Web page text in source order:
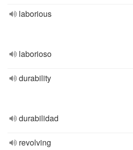
laborious
laborioso
durability
durabilidad
revolving